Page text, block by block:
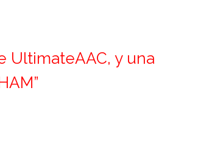
UltimateAAC, y una